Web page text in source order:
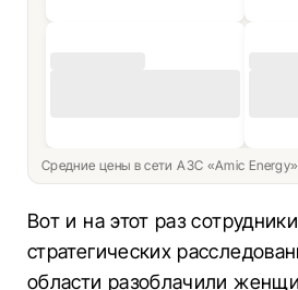
Средние цены в сети АЗС «Amic
Вот и на этот раз
стратегических
области разоблачили